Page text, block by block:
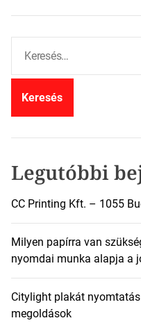
r
Legutóbbi
CC Printing Kft. – 1055
Milyen papírra van
nyomdai munka alapja a
Citylight plakát
megoldások